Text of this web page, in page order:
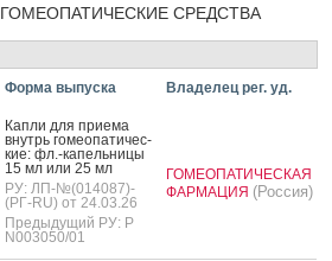
ГОМЕОПАТИЧЕСКИЕ СРЕДСТВА
Форма выпуска Владелец рег. уд.
Кап­ли для при­ема
внутрь го­ме­опа­тичес­
кие: фл.-ка­пель­ни­цы
15 мл или 25 мл
РУ: ЛП-№(014087)-
(РГ-RU) от 24.03.26
Предыдущий РУ: Р
N003050/01
ГОМЕОПАТИЧЕСКАЯ
ФАРМАЦИЯ (Россия)